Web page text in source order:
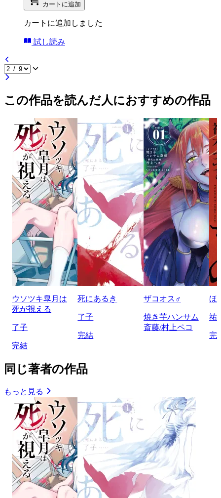
カートに追加
カートに追加しました
試し読み
この作品を読んだ人におすすめの作品
ウソツキ皐月は
死が視える
了子
完結
死にあるき
了子
完結
ザコオス♂
焼き芋ハンサム
斎藤/村上ペコ
ほ
祐
完
同じ著者の作品
もっと見る